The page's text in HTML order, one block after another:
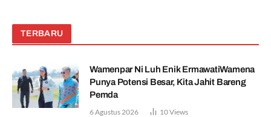
TERBARU
Wamenpar Ni Luh Enik ErmawatiWamena
Punya Potensi Besar, Kita Jahit Bareng
Pemda
6 Agustus 2026 10Views